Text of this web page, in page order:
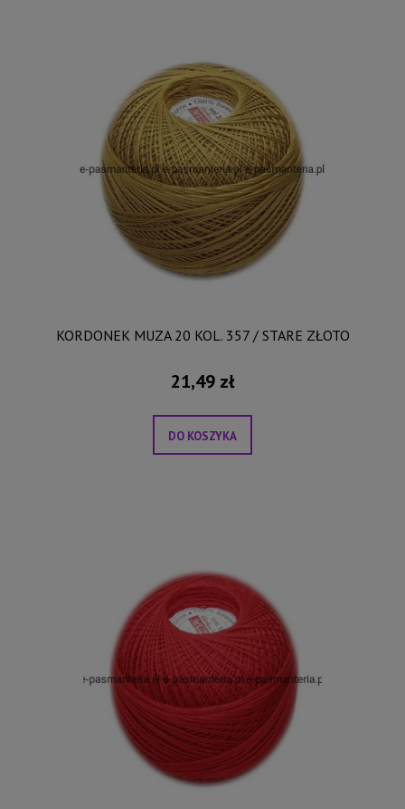
KORDONEK MUZA 20 KOL. 357 / STARE ZŁOTO
21,49 zł
DO KOSZYKA